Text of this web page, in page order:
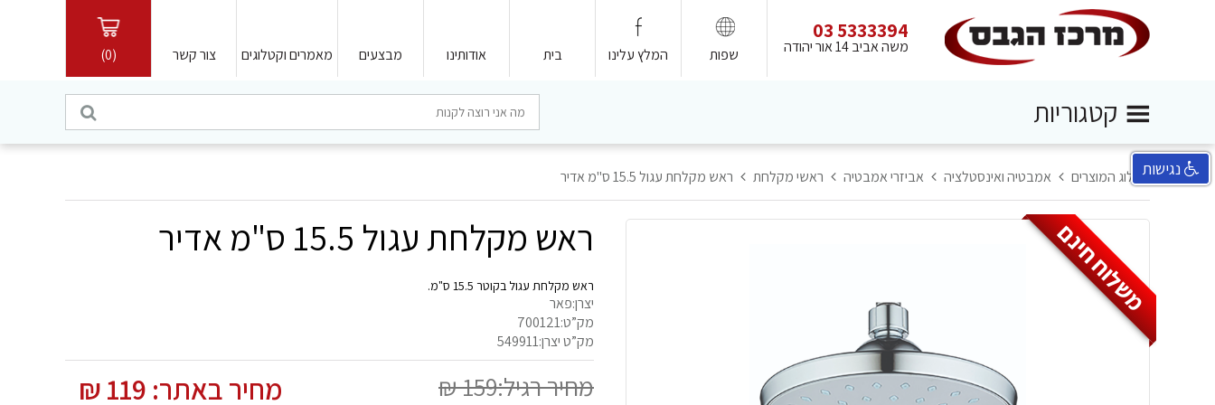
03 5333394
משה אביב 14 אור יהודה המלץ עלינו בית אודותינו מבצעים מאמרים וקטלוגים צור קשר (0)
רוצה
לקנות
קטגוריות
קטלוג המוצרים אמבטיה ואינסטלציה אביזרי אמבטיה ראשי מקלחת ראש מקלחת עגול 15.5 ס"מ אדיר
משלוח חינם ראש מקלחת עגול 15.5 ס"מ אדיר
ראש מקלחת עגול בקוטר 15.5 ס"מ.
יצרן:פאר
מק”ט:700121
מק”ט יצרן:549911
מחיר רגיל:159 ₪ מחיר באתר: 119
₪
נגישות